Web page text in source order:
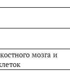
мозга и